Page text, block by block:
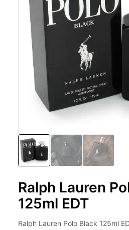
Ralph Lauren
125ml EDT
Ralph Lauren Polo Black 125ml